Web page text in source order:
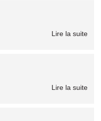
Lire la suite
Lire la suite